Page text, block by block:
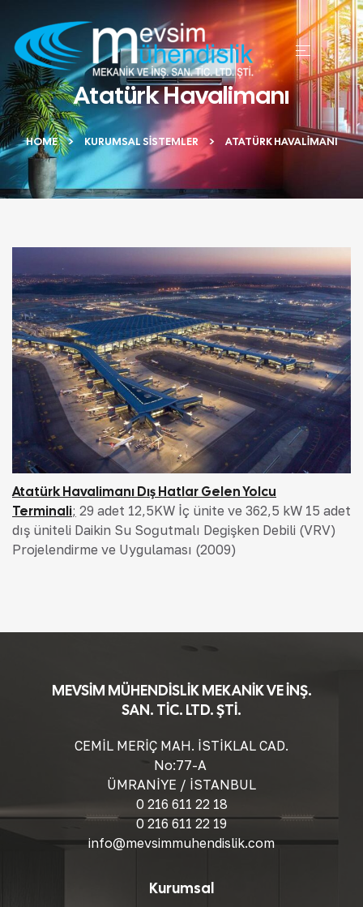
Atatürk Havalimanı
HOME KURUMSAL SISTEMLER ATATÜRK HAVALIMANI
Atatürk Havalimanı Dış Hatlar Gelen Yolcu
Terminali; 29 adet 12,5KW İç ünite ve 362,5 kW 15 adet
dış üniteli Daikin Su Soğutmalı Değişken Debili (VRV)
Projelendirme ve Uygulaması (2009)
MEVSİM MÜHENDİSLİK MEKANİK VE İNŞ.
SAN. TİC. LTD. ŞTİ.
CEMİL MERİÇ MAH. İSTİKLAL CAD.
No:77-A
ÜMRANİYE / İSTANBUL
0 216 611 22 18
0 216 611 22 19
info@mevsimmuhendislik.com
Kurumsal